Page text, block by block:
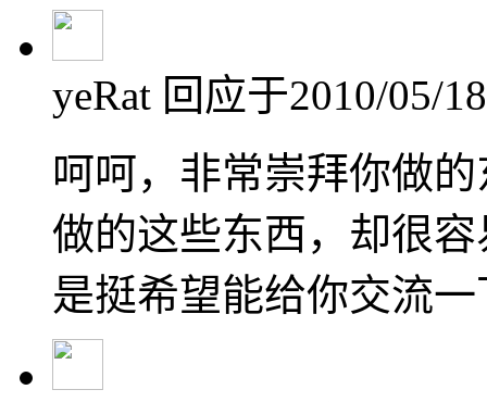
yeRat 回应于2010/05/
呵呵，非常崇拜你做
做的这些东西，却很
是挺希望能给你交流